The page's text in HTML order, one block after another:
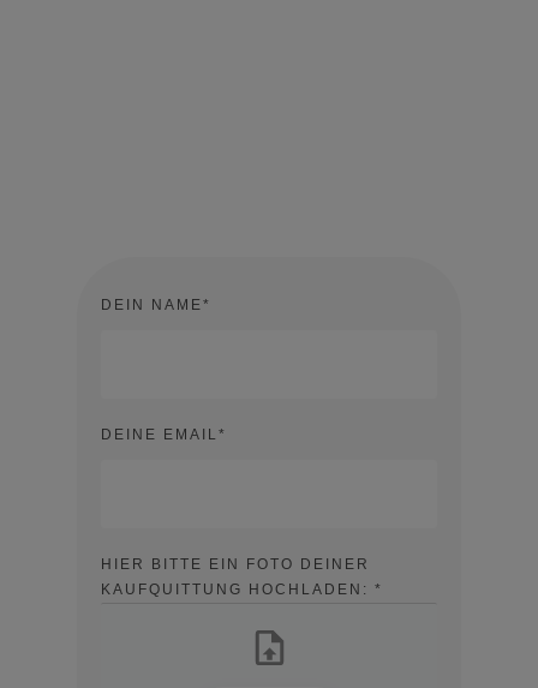
DEIN NAME*
DEINE EMAIL*
HIER BITTE EIN FOTO DEINER
KAUFQUITTUNG HOCHLADEN: *